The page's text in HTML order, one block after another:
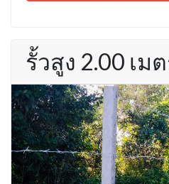
รั้วสูง 2.00 เม